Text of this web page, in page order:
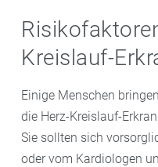
Kreislauf-
Einige Menschen
die Herz-Kreislauf-
Sie sollten sich
oder vom Kardiologen